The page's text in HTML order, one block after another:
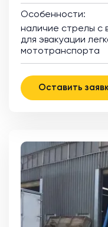
Особенности:
наличие стрелы с
для эвакуации
мототранспорта
Оставить